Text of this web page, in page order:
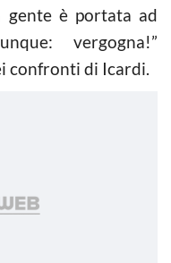
gente è portata ad
vergogna!”
confronti di Icardi.